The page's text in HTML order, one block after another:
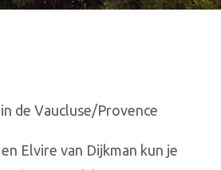
de Vaucluse/Provence
Elvire van Dijkman kun je